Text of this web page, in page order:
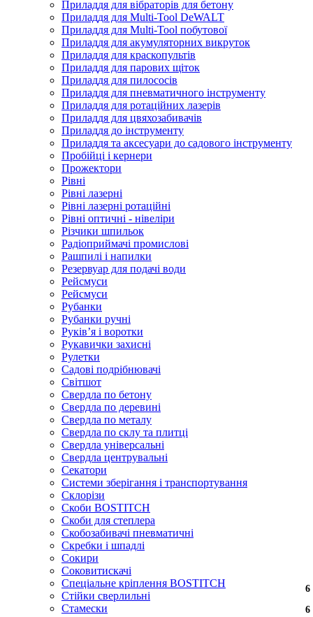
Приладдя для вібраторів для бетону
Приладдя для Multi-Tool DeWALT
Приладдя для Multi-Tool побутової
Приладдя для акумуляторних викруток
Приладдя для краскопультів
Приладдя для парових щіток
Приладдя для пилососів
Приладдя для пневматичного інструменту
Приладдя для ротаційних лазерів
Приладдя для цвяхозабивачів
Приладдя до інструменту
Приладдя та аксесуари до садового інструменту
Пробійці і кернери
Прожектори
Рівні
Рівні лазерні
Рівні лазерні ротаційні
Рівні оптичні - нівеліри
Різчики шпильок
Радіоприймачі промислові
Рашпилі і напилки
Резервуар для подачі води
Рейсмуси
Рейсмуси
Рубанки
Рубанки ручні
Руківʼя і воротки
Рукавички захисні
Рулетки
Садові подрібнювачі
Світшот
Свердла по бетону
Свердла по деревині
Свердла по металу
Свердла по склу та плитці
Свердла універсальні
Свердла центрувальні
Секатори
Системи зберігання і транспортування
Склорізи
Скоби BOSTITCH
Скоби для степлера
Скобозабивачі пневматичні
Скребки і шпадлі
Сокири
Соковитискачі
Спеціальне кріплення BOSTITCH
Стійки сверлильні
Стамески
6
6